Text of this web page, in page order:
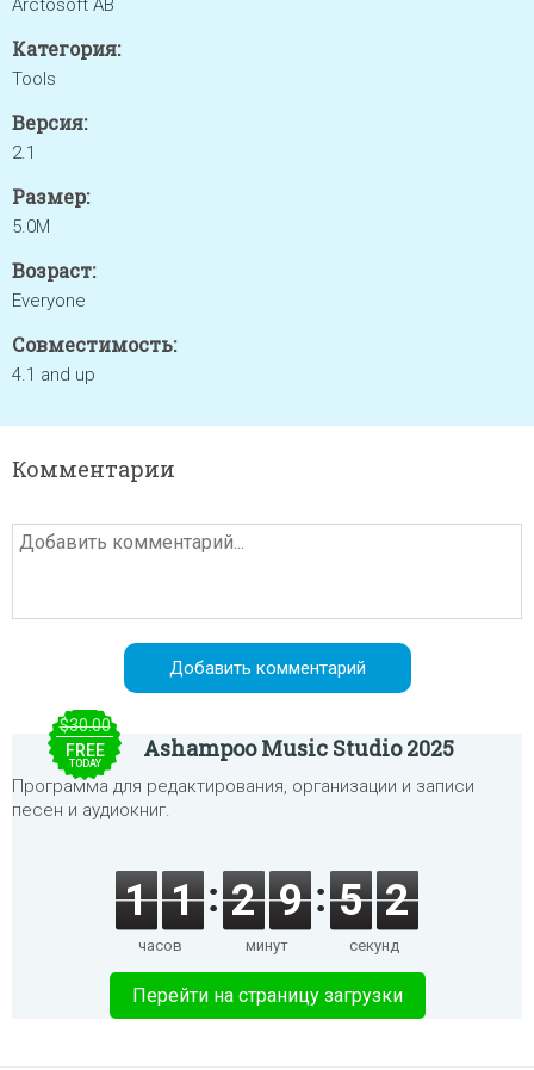
Arctosoft AB
Категория:
Tools
Версия:
2.1
Размер:
5.0M
Возраст:
Everyone
Совместимость:
4.1 and up
Комментарии
$30.00
FREE
TODAY
Ashampoo Music Studio 2025
Программа для редактирования, организации и записи
песен и аудиокниг.
1 1
часов
2 9
минут
5 2
секунд
Перейти на страницу загрузки